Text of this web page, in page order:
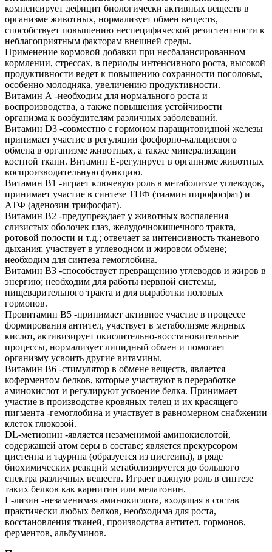
компенсирует дефицит биологически активных веществ в
организме животных, нормализует обмен веществ,
способствует повышению неспецифической резистентности к
неблагоприятным факторам внешней среды.
Применение кормовой добавки при несбалансированном
кормлении, стрессах, в периоды интенсивного роста, высокой
продуктивности ведет к повышению сохранности поголовья,
особенно молодняка, увеличению продуктивности.
Витамин А -необходим для нормального роста и
воспроизводства, а также повышения устойчивости
организма к возбудителям различных заболеваний.
Витамин D3 -совместно с гормоном паращитовидной железы
принимает участие в регуляции фосфорно-кальциевого
обмена в организме животных, а также минерализации
костной ткани. Витамин Е-регулирует в организме животных
воспроизводительную функцию.
Витамин В1 -играет ключевую роль в метаболизме углеводов,
принимает участие в синтезе ТПФ (тиамин пирофосфат) и
АТФ (аденозин трифосфат).
Витамин В2 -предупреждает у животных воспаления
слизистых оболочек глаз, желудочнокишечного тракта,
ротовой полости и т.д.; отвечает за интенсивность тканевого
дыхания; участвует в углеводном и жировом обмене;
необходим для синтеза гемоглобина.
Витамин В3 -способствует превращению углеводов и жиров в
энергию; необходим для работы нервной системы,
пищеварительного тракта и для выработки половых
гормонов.
Провитамин B5 -принимает активное участие в процессе
формирования антител, участвует в метаболизме жирных
кислот, активизирует окислительно-восстановительные
процессы, нормализует липидный обмен и помогает
организму усвоить другие витамины.
Витамин В6 -стимулятор в обмене веществ, является
коферментом белков, которые участвуют в переработке
аминокислот и регулируют усвоение белка. Принимает
участие в производстве кровяных телец и их красящего
пигмента -гемоглобина и участвует в равномерном снабжении
клеток глюкозой.
DL-метионин -является незаменимой аминокислотой,
содержащей атом серы в составе; является прекурсором
цистеина и таурина (образуется из цистеина), в ряде
биохимических реакций метаболизируется до большого
спектра различных веществ. Играет важную роль в синтезе
таких белков как карнитин или мелатонин.
L-лизин -незаменимая аминокислота, входящая в состав
практически любых белков, необходима для роста,
восстановления тканей, производства антител, гормонов,
ферментов, альбуминов.